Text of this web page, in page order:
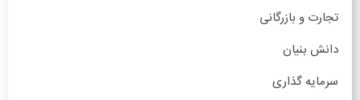
تجارت و بازرگانی
دانش بنیان
سرمایه گذاری